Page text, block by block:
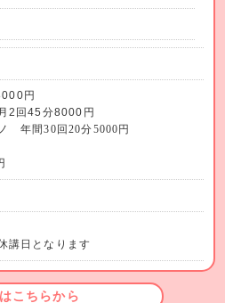
円
2回45分8000円
ノ年間30回20分5000円
講日となります
こちらから